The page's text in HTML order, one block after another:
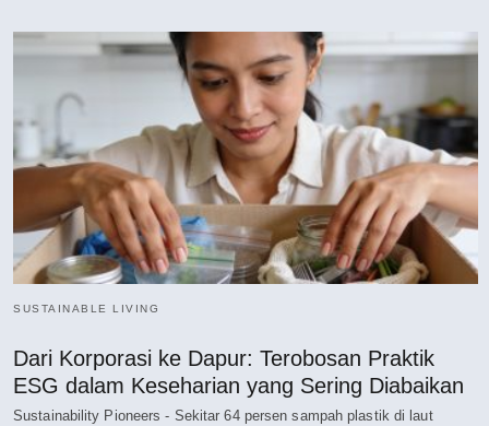
SUSTAINABLE LIVING
Dari Korporasi ke Dapur: Terobosan Praktik
ESG dalam Keseharian yang Sering Diabaikan
Sustainability Pioneers - Sekitar 64 persen sampah plastik di laut